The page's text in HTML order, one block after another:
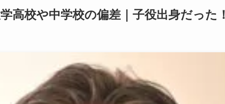
高校や中学校の偏差｜子役出身だった！